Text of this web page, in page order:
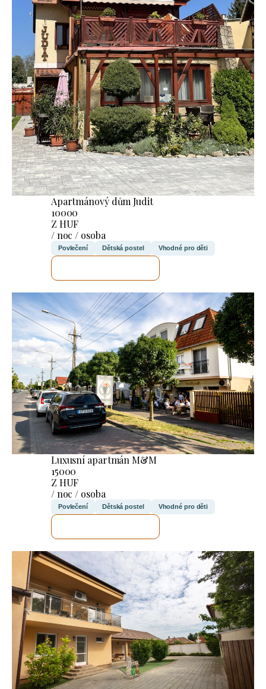
Apartmánový dům Judit
10000
Z HUF
/ noc / osoba
Povlečení Dětská postel Vhodné pro děti
Luxusní apartmán M&M
15000
Z HUF
/ noc / osoba
Povlečení Dětská postel Vhodné pro děti